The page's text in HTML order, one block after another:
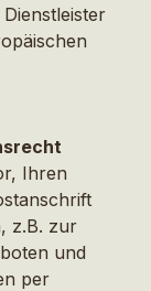
Ihren
z.B. zur
und
per